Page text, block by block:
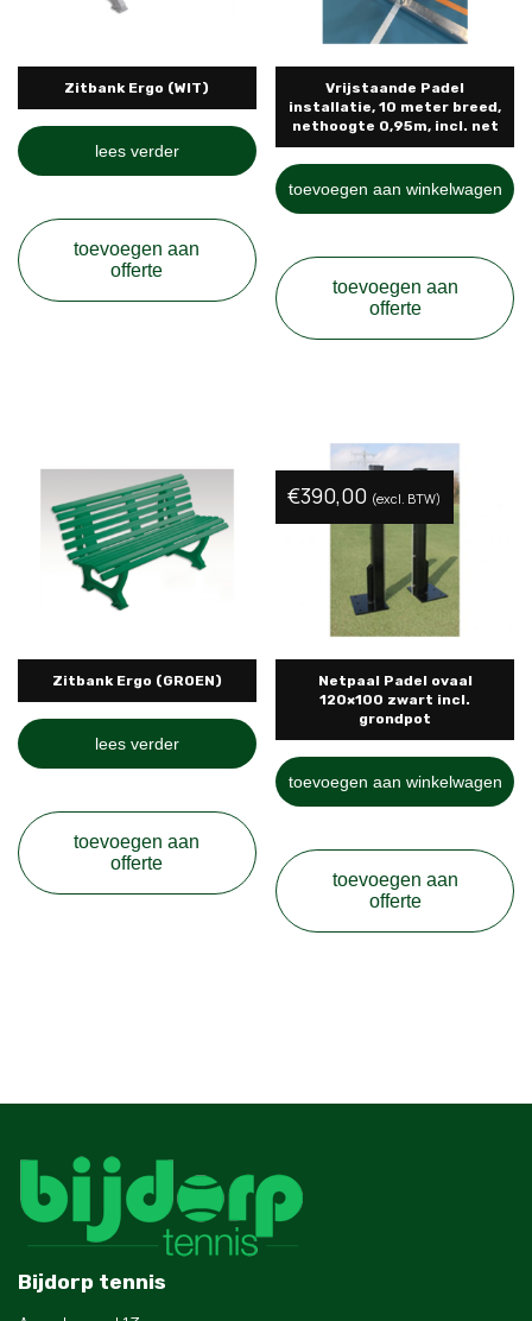
Zitbank Ergo (WIT)
lees verder
toevoegen aan
offerte
Vrijstaande Padel
installatie, 10 meter breed,
nethoogte 0,95m, incl. net
toevoegen aan winkelwagen
toevoegen aan
offerte
Zitbank Ergo (GROEN)
lees verder
toevoegen aan
offerte
Netpaal Padel ovaal
120×100 zwart incl.
grondpot
€390,00 (excl. BTW)
toevoegen aan winkelwagen
toevoegen aan
offerte
Bijdorp tennis